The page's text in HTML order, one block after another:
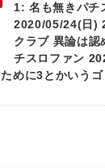
1: 名も無きパチ
2020/05/24(日)
クラブ 異論は
チスロファン
めに3とかいう